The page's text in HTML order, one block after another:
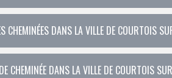
CHEMINÉES DANS LA VILLE DE COURTOIS
CHEMINÉE DANS LA VILLE DE COURTOIS